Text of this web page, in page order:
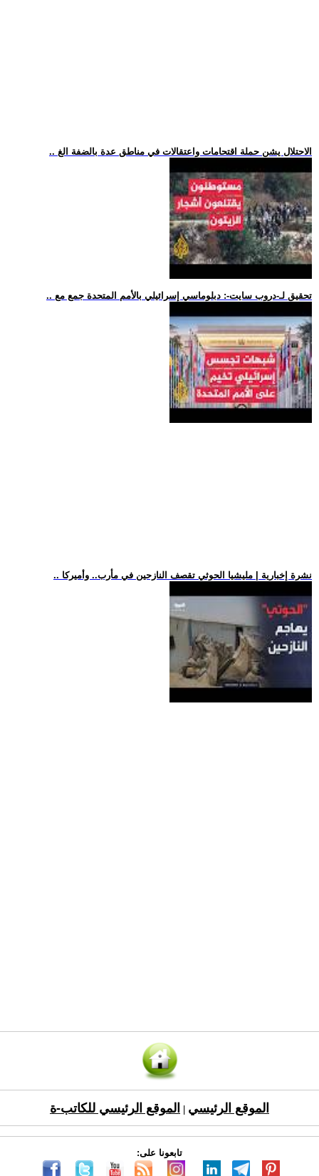
.. الاحتلال يشن حملة اقتحامات واعتقالات في مناطق عدة بالضفة الغ
.. تحقيق لـ-دروب سايت-: دبلوماسي إسرائيلي بالأمم المتحدة جمع مع
.. نشرة إخبارية | مليشيا الحوثي تقصف النازحين في مأرب.. وأميركا
الموقع الرئيسي الموقع الرئيسي للكاتب-ة
تابعونا على: